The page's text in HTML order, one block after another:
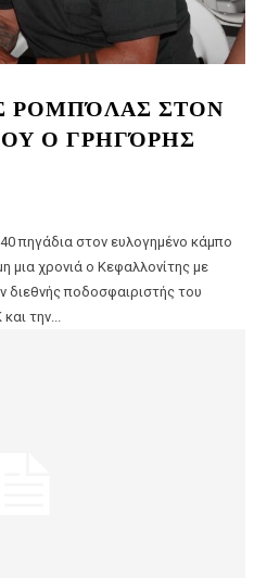
ΡΟΜΠΌΛΑΣ ΣΤΟΝ
Ο ΓΡΗΓΌΡΗΣ
πηγάδια στον ευλογημένο κάμπο
μια χρονιά ο Κεφαλλονίτης με
ποδοσφαιριστής του
την...